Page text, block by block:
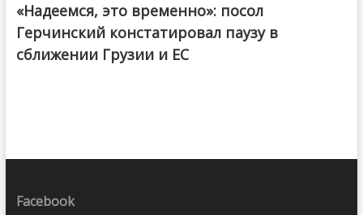
«Надеемся, это временно»: посол
Герчинский констатировал паузу в
сближении Грузии и ЕС
Facebook